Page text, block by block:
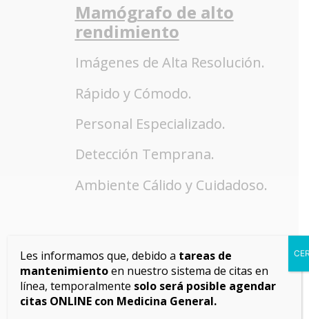
Mamógrafo de alto
rendimiento
Imágenes de Alta Resolución.
Rápido y Cómodo.
Personal Especializado.
Detección Temprana.
Ambiente Cálido y Cuidadoso.
Ecografía con
especialistas en:
Les informamos que, debido a tareas de
mantenimientoen nuestro sistema de citas en
línea, temporalmente solo será posible agendar
citas ONLINE con Medicina General.